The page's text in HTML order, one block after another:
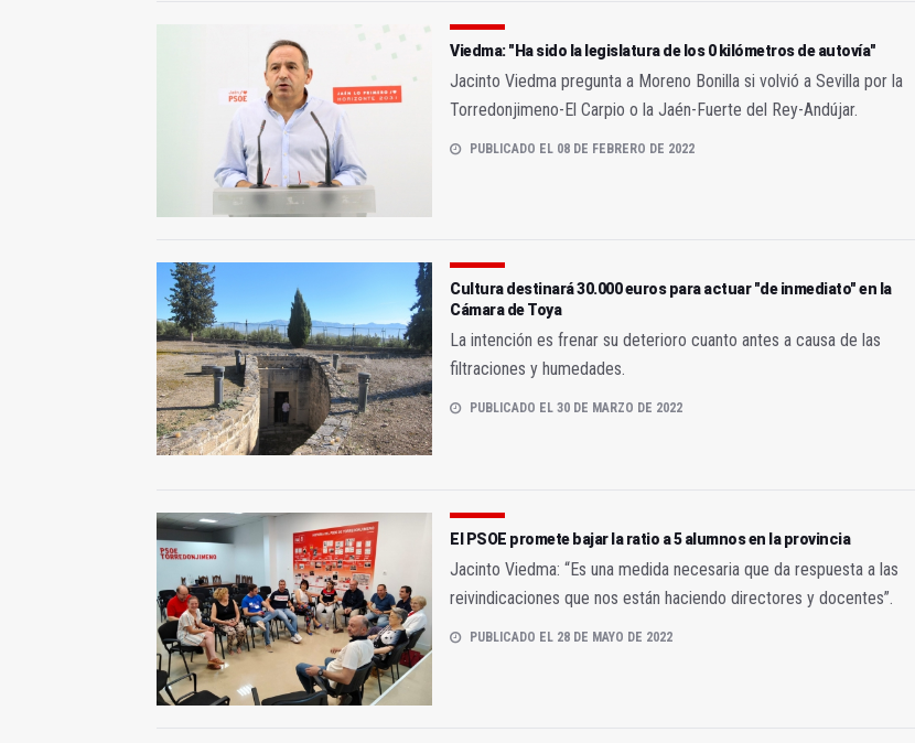
Viedma: "Ha sido la legislatura de los 0 kilómetros de autovía"
Jacinto Viedma pregunta a Moreno Bonilla si volvió a Sevilla por la
Torredonjimeno-El Carpio o la Jaén-Fuerte del Rey-Andújar.
PUBLICADO EL 08 DE FEBRERO DE 2022
Cultura destinará 30.000 euros para actuar "de inmediato" en la
Cámara de Toya
La intención es frenar su deterioro cuanto antes a causa de las
filtraciones y humedades.
PUBLICADO EL 30 DE MARZO DE 2022
El PSOE promete bajar la ratio a 5 alumnos en la provincia
Jacinto Viedma: “Es una medida necesaria que da respuesta a las
reivindicaciones que nos están haciendo directores y docentes”.
PUBLICADO EL 28 DE MAYO DE 2022